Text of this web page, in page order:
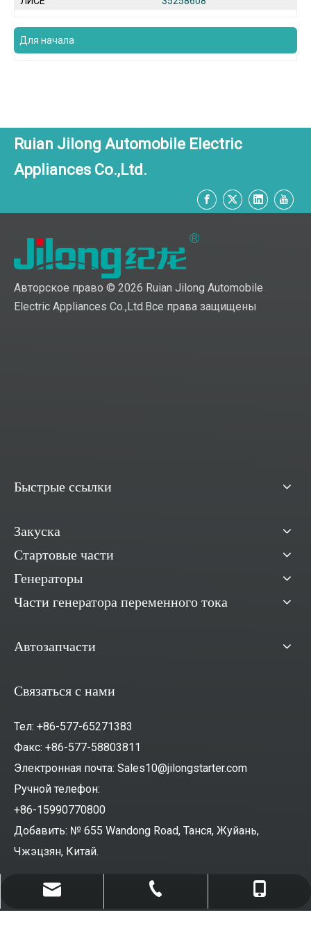
Для начала
Ruian Jilong Automobile Electric
Appliances Co.,Ltd.
Авторское право © 2026 Ruian Jilong Automobile
Electric Appliances Co.,Ltd.Все права защищены
Sales10@jilongstarter.com
+86-577-65271383
+86-15990770800
Быстрые ссылки
Закуска
Стартовые части
Генераторы
Части генератора переменного тока
Автозапчасти
Связаться с нами
Тел: +86-577-65271383
Факс: +86-577-58803811
Электронная почта: Sales10@jilongstarter.com
Ручной телефон:
+86-15990770800
Добавить: № 655 Wandong Road, Танся, Жуйань,
Чжэцзян, Китай.